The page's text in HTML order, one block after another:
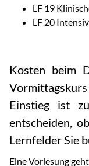
LF 19
LF 20
Kosten beim
Einstieg ist
entscheiden,
Lernfelder Sie
Eine Vorlesung